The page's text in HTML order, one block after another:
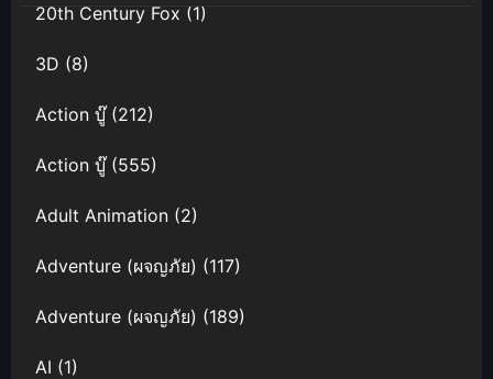
20th Century Fox(1)
3D (8)
Action บู๊(212)
Action บู๊(555)
Adult Animation (2)
Adventure (ผจญภัย) (117)
Adventure (ผจญภัย) (189)
AI (1)